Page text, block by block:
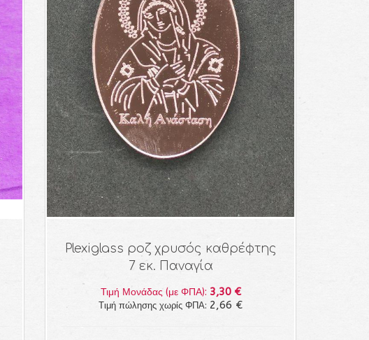
Plexiglass ροζ χρυσός καθρέφτης
7 εκ. Παναγία
Τιμή Μονάδας (με ΦΠΑ): 3,30 €
Τιμή πώλησης χωρίς ΦΠΑ: 2,66 €